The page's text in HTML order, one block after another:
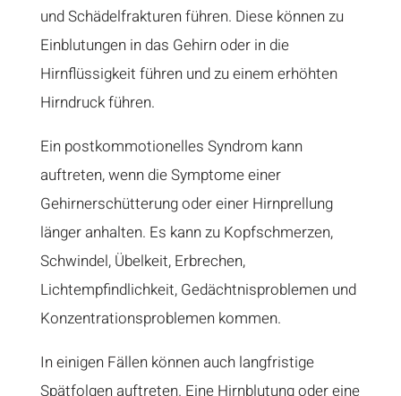
und Schädelfrakturen führen. Diese können zu
Einblutungen in das Gehirn oder in die
Hirnflüssigkeit führen und zu einem erhöhten
Hirndruck führen.
Ein postkommotionelles Syndrom kann
auftreten, wenn die Symptome einer
Gehirnerschütterung oder einer Hirnprellung
länger anhalten. Es kann zu Kopfschmerzen,
Schwindel, Übelkeit, Erbrechen,
Lichtempfindlichkeit, Gedächtnisproblemen und
Konzentrationsproblemen kommen.
In einigen Fällen können auch langfristige
Spätfolgen auftreten. Eine Hirnblutung oder eine